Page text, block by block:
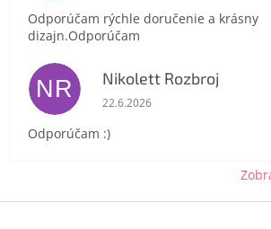
Odporúčam rýchle doručenie a krásny
dizajn.Odporúčam
NR Nikolett Rozbroj
Hodnotenie obchodu je 5 z
22.6.2026
Odporúčam :)